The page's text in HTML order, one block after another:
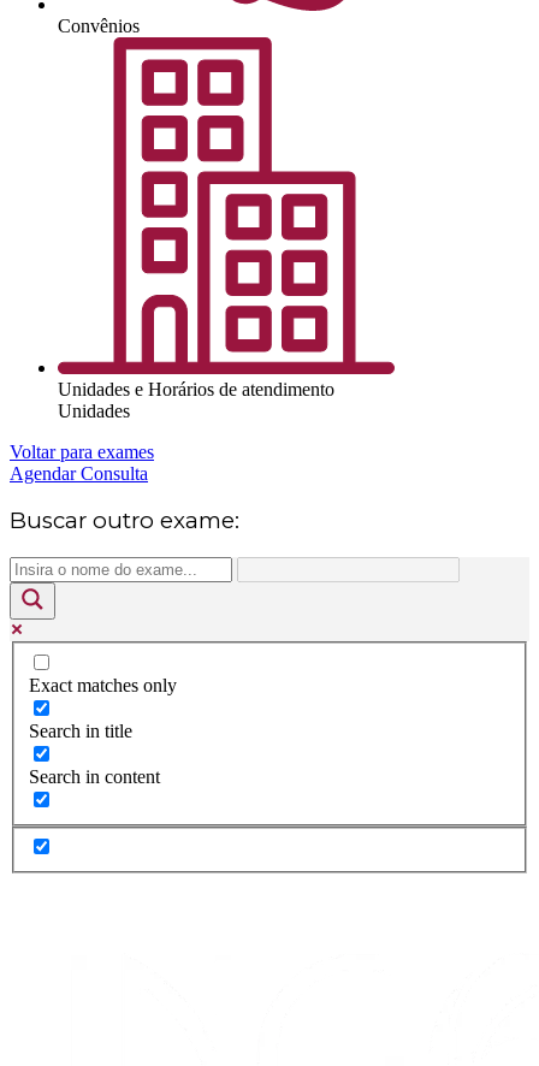
Convênios
Unidades e Horários de atendimento
Unidades
Voltar para exames
Agendar Consulta
Buscar outro exame:
Exact matches only
Search in title
Search in content